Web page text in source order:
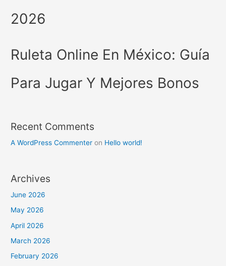
2026
Ruleta Online En México: Guía
Para Jugar Y Mejores Bonos
Recent Comments
A WordPress Commenter on Hello world!
Archives
June 2026
May 2026
April 2026
March 2026
February 2026